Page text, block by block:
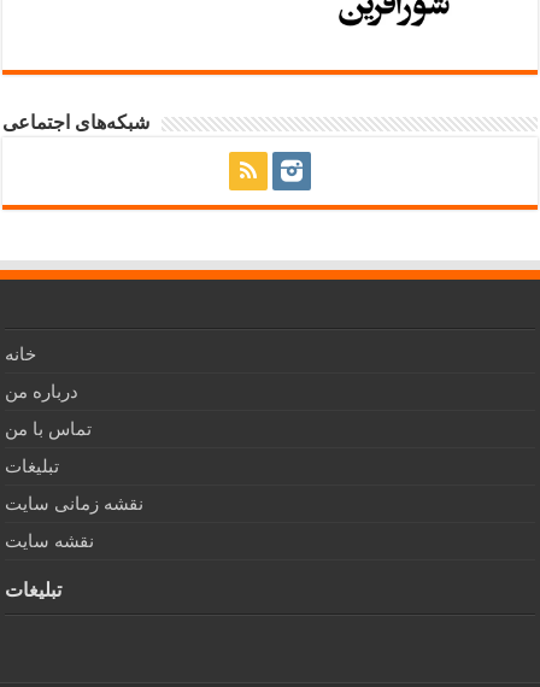
شبکه‌های اجتماعی
خانه
درباره من
تماس با من
تبلیغات
نقشه زمانی سایت
نقشه سایت
تبلیغات